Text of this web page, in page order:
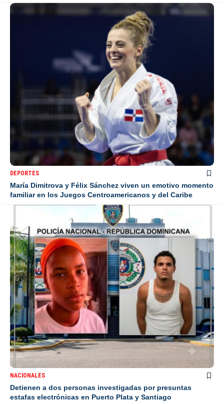
DEPORTES
María Dimitrova y Félix Sánchez viven un emotivo momento
familiar en los Juegos Centroamericanos y del Caribe
NACIONALES
Detienen a dos personas investigadas por presuntas
estafas electrónicas en Puerto Plata y Santiago